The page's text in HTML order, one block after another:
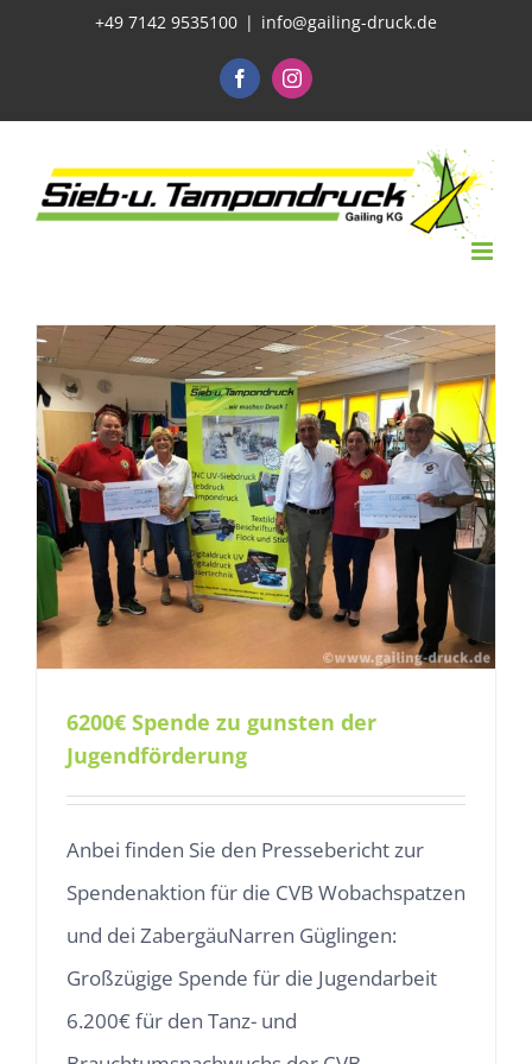
+49 7142 9535100 | info@gailing-druck.de
FacebookInstagram
6200€ Spende zu gunsten der
Jugendförderung
Anbei finden Sie den Pressebericht zur
Spendenaktion für die CVB Wobachspatzen
und dei ZabergäuNarren Güglingen:
Großzügige Spende für die Jugendarbeit
6.200€ für den Tanz- und